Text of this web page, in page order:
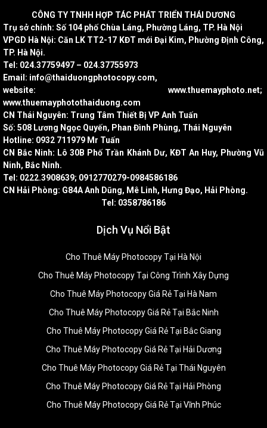
CÔNG TY TNHH HỢP TÁC PHÁT TRIỂN THÁI DƯƠNG
Trụ sở chính: Số 104 phố Chùa Láng, Phường Láng, TP. Hà Nội
VPGD Hà Nội: Căn LK TT2-17 KĐT mới Đại Kim, Phường Định Công,
TP. Hà Nội.
Tel: 024.37759497 – 024.37755973
Email: info@thaiduongphotocopy.com,
website: www.thuemayphoto.net;
www.thuemayphotothaiduong.com
CN Thái Nguyên: Trung Tâm Thiết Bị VP Anh Tuấn
Số: 508 Lương Ngọc Quyến, Phan Đình Phùng, Thái Nguyên
Hotline: 0932 711979 Mr Tuấn
CN Bắc Ninh: Lô 30B Phố Trần Khánh Dư, KĐT An Huy, Phường Vũ
Ninh, Bắc Ninh.
Tel: 0222.3908639; 0912770279-0984586186
CN Hải Phòng: G84A Anh Dũng, Mê Linh, Hưng Đạo, Hải Phòng.
Tel: 0358786186
Dịch Vụ Nổi Bật
Cho Thuê Máy Photocopy Tại Hà Nội
Cho Thuê Máy Photocopy Tại Công Trình Xây Dựng
Cho Thuê Máy Photocopy Giá Rẻ Tại Hà Nam
Cho Thuê Máy Photocopy Giá Rẻ Tại Bắc Ninh
Cho Thuê Máy Photocopy Giá Rẻ Tại Bắc Giang
Cho Thuê Máy Photocopy Giá Rẻ Tại Hải Dương
Cho Thuê Máy Photocopy Giá Rẻ Tại Thái Nguyên
Cho Thuê Máy Photocopy Giá Rẻ Tại Hải Phòng
Cho Thuê Máy Photocopy Giá Rẻ Tại Vĩnh Phúc